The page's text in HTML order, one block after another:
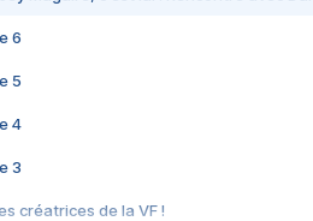
6
5
4
3
créatrices de la VF !